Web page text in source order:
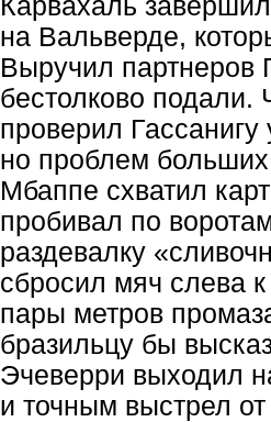
Карвахаль
на Вальверде,
Выручил партнеров
бестолково подали.
проверил
но проблем
Мбаппе схватил
пробивал по
раздевалку
сбросил мяч слева
пары метров
бразильцу бы
Эчеверри выходил
и точным выстрел